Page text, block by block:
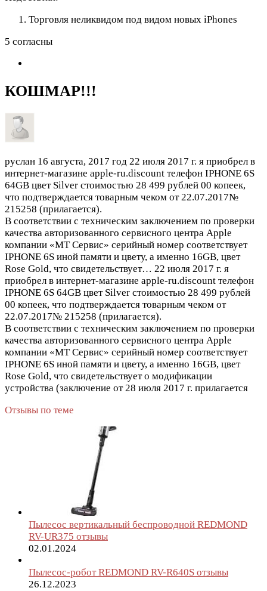
Торговля неликвидом под видом новых iPhones
5 согласны
КОШМАР!!!
руслан 16 августа, 2017 год 22 июля 2017 г. я приобрел в
интернет-магазине apple-ru.discount телефон IPHONE 6S
64GB цвет Silver стоимостью 28 499 рублей 00 копеек,
что подтверждается товарным чеком от 22.07.2017№
215258 (прилагается).
В соответствии с техническим заключением по проверки
качества авторизованного сервисного центра Apple
компании «МТ Сервис» серийный номер соответствует
IPHONE 6S иной памяти и цвету, а именно 16GB, цвет
Rose Gold, что свидетельствует… 22 июля 2017 г. я
приобрел в интернет-магазине apple-ru.discount телефон
IPHONE 6S 64GB цвет Silver стоимостью 28 499 рублей
00 копеек, что подтверждается товарным чеком от
22.07.2017№ 215258 (прилагается).
В соответствии с техническим заключением по проверки
качества авторизованного сервисного центра Apple
компании «МТ Сервис» серийный номер соответствует
IPHONE 6S иной памяти и цвету, а именно 16GB, цвет
Rose Gold, что свидетельствует о модификации
устройства (заключение от 28 июля 2017 г. прилагается
Отзывы по теме
Пылесос вертикальный беспроводной REDMOND
RV-UR375 отзывы
02.01.2024
Пылесос-робот REDMOND RV-R640S отзывы
26.12.2023